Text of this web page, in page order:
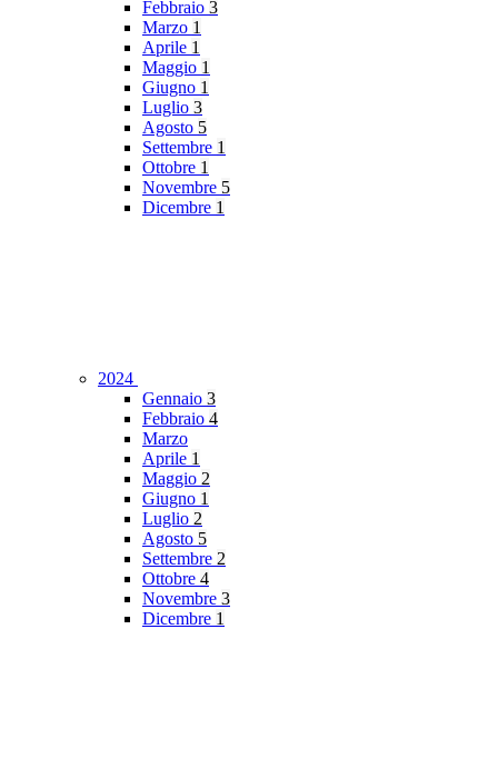
Febbraio 3
Marzo 1
Aprile 1
Maggio 1
Giugno 1
Luglio 3
Agosto 5
Settembre 1
Ottobre 1
Novembre 5
Dicembre 1
2024
Gennaio 3
Febbraio 4
Marzo
Aprile 1
Maggio 2
Giugno 1
Luglio 2
Agosto 5
Settembre 2
Ottobre 4
Novembre 3
Dicembre 1